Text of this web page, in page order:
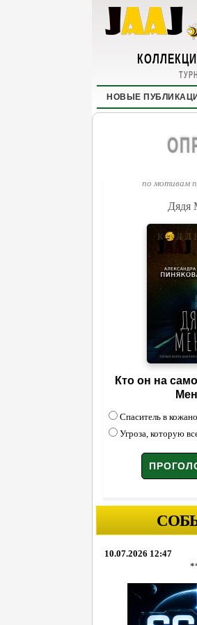
НОВЫЕ
по мотивам
Дядя
Кто он на
Спаситель в
Угроза, которую
10.07.2026 12:47